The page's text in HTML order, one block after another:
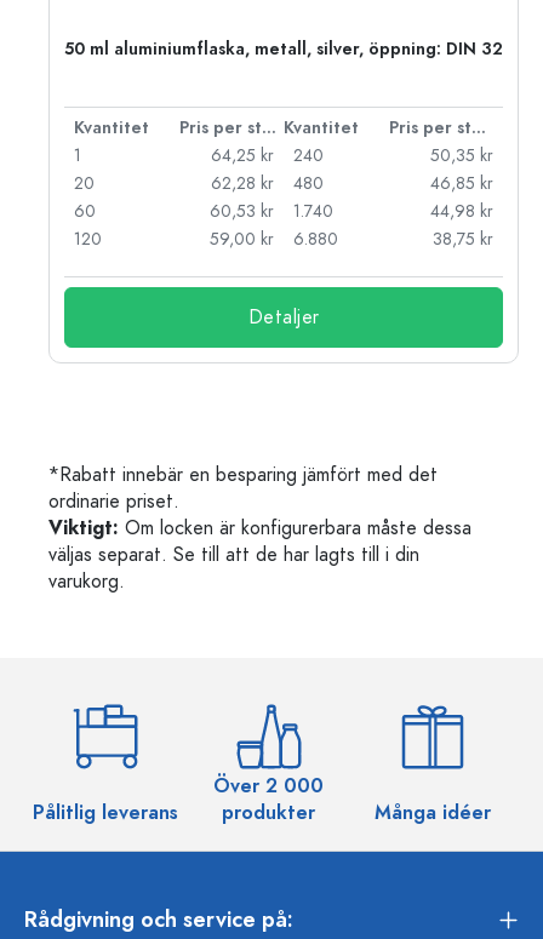
50 ml aluminiumflaska, metall, silver, öppning: DIN 32
Kvantitet Pris per styck Kvantitet
Pris per styck
1
64,25 kr
20
62,28 kr
60
60,53 kr
120
59,00 kr
240
50,35 kr
480
46,85 kr
1.740
44,98 kr
6.880
38,75 kr
Detaljer
*Rabatt innebär en besparing jämfört med det
ordinarie priset.
Viktigt: Om locken är konfigurerbara måste dessa
väljas separat. Se till att de har lagts till i din
varukorg.
Pålitlig leverans
Över 2 000
produkter
Många idéer
Rådgivning och service på: